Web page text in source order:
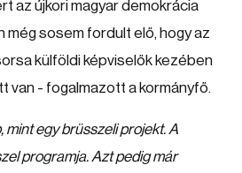
az újkori magyar demokrácia
sosem fordult elő, hogy az
külföldi képviselők kezében
van - fogalmazott a kormányfő.
mint egy brüsszeli projekt. A
programja. Azt pedig már